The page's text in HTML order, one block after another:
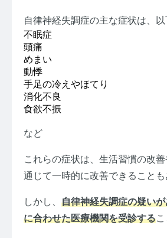
自律神経失調症の主な症状は、以
不眠症
頭痛
めまい
動悸
手足の冷えやほてり
消化不良
食欲不振
など
これらの症状は、生活習慣の改
通じて一時的に改善できることも
しかし、 自律神経失調症の疑い
に合わせた医療機関を受診する